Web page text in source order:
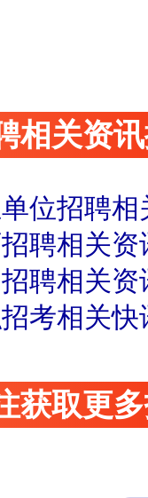
相关资
位招聘相
聘相关资
聘相关资
考相关快
获取更